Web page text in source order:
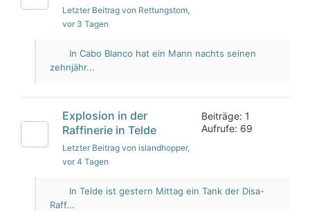
Letzter Beitrag von Rettungstom,
vor 3 Tagen
In Cabo Blanco hat ein Mann nachts seinen
zehnjähr...
Explosion in der
Raffinerie in Telde
Letzter Beitrag von islandhopper,
vor 4 Tagen
Beiträge: 1
Aufrufe: 69
In Telde ist gestern Mittag ein Tank der Disa-
Raff...